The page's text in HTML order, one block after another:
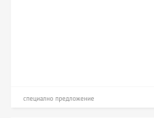
специално предложение